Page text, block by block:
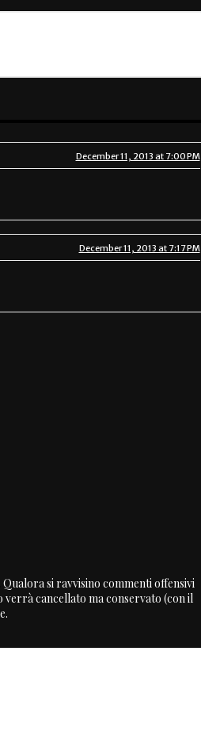
December 11, 2013 at 7:00 PM
December 11, 2013 at 7:17 PM
si ravvisino commenti offensivi
cancellato ma conservato (con il